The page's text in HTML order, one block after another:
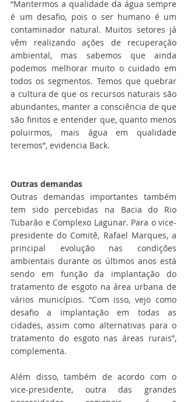
“Mantermos a qualidade da água sempre
é um desafio, pois o ser humano é um
contaminador natural. Muitos setores já
vêm realizando ações de recuperação
ambiental, mas sabemos que ainda
podemos melhorar muito o cuidado em
todos os segmentos. Temos que quebrar
a cultura de que os recursos naturais são
abundantes, manter a consciência de que
são finitos e entender que, quanto menos
poluirmos, mais água em qualidade
teremos”, evidencia Back.
Outras demandas
Outras demandas importantes também
tem sido percebidas na Bacia do Rio
Tubarão e Complexo Lagunar. Para o vice-
presidente do Comitê, Rafael Marques, a
principal evolução nas condições
ambientais durante os últimos anos está
sendo em função da implantação do
tratamento de esgoto na área urbana de
vários municípios. “Com isso, vejo como
desafio a implantação em todas as
cidades, assim como alternativas para o
tratamento do esgoto nas áreas rurais”,
complementa.
Além disso, também de acordo com o
vice-presidente, outra das grandes